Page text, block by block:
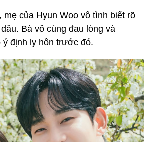
mẹ của Hyun Woo vô tình biết rõ
Bà vô cùng đau lòng và
ý định ly hôn trước đó.